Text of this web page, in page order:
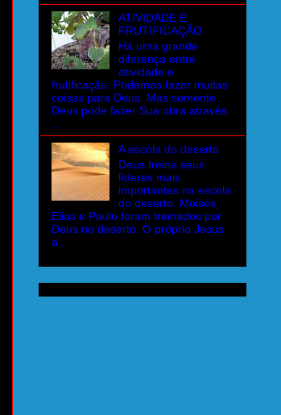
ATIVIDADE E
FRUTIFICAÇÃO
Há uma grande
diferença entre
atividade e
frutificação. Podemos fazer muitas
coisas para Deus. Mas somente
Deus pode fazer Sua obra através
A escola do deserto
Deus treina seus
líderes mais
importantes na escola
do deserto. Moisés,
Elias e Paulo foram treinados por
Deus no deserto. O próprio Jesus
a...